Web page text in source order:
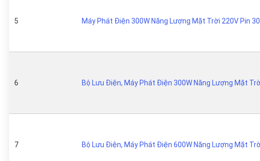
5 Máy Phát Điện 300W Năng Lượng Mặt Trời 220V Pin
6 Bộ Lưu Điện, Máy Phát Điện 300W Năng Lượng Mặt Trời
7 Bộ Lưu Điện, Máy Phát Điện 600W Năng Lượng Mặt